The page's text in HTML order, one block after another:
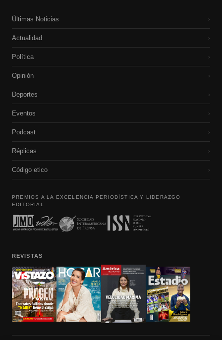
Últimas Noticias ›
Actualidad ›
Política ›
Opinión ›
Deportes ›
Eventos ›
Podcast ›
Réplicas ›
Código etico ›
PREMIOS A LA EXCELENCIA PERIODÍSTICA Y LIDERAZGO
EDITORIAL
REVISTAS